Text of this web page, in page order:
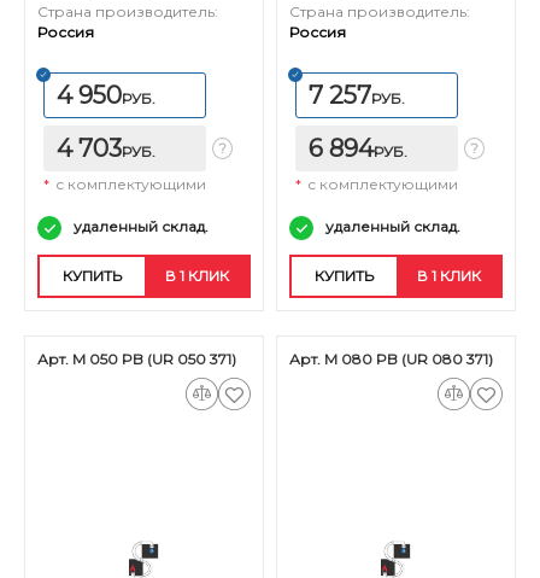
Страна производитель:
Россия
4 950РУБ.
4 703РУБ.
* с комплектующими
удаленный склад.
КУПИТЬ В 1 КЛИК
Страна производитель:
Россия
7 257РУБ.
6 894РУБ.
* с комплектующими
удаленный склад.
КУПИТЬ В 1 КЛИК
Арт. M 050 PB (UR 050 371) Арт. M 080 PB (UR 080 371)